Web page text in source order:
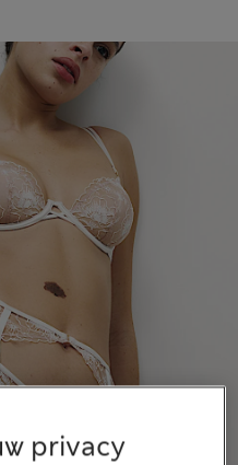
privacy